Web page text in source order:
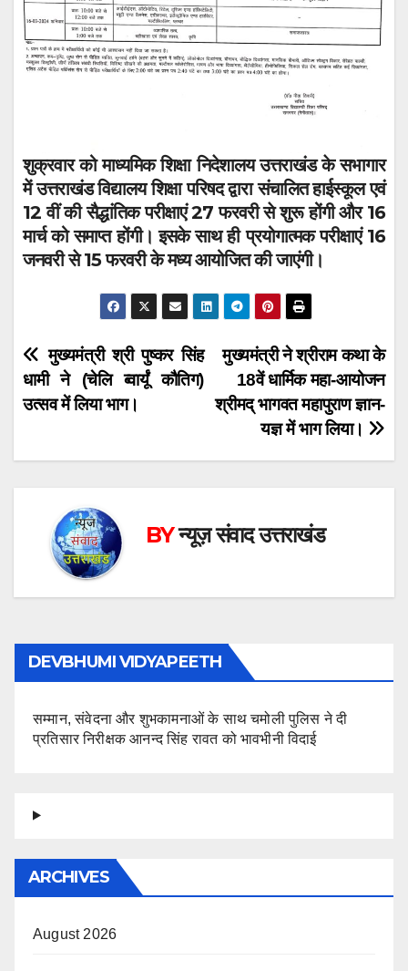
शुक्रवार को माध्यमिक शिक्षा निदेशालय उत्तराखंड के सभागार
में उत्तराखंड विद्यालय शिक्षा परिषद द्वारा संचालित हाईस्कूल एवं
12 वीं की सैद्धांतिक परीक्षाएं 27 फरवरी से शुरू होंगी और 16
मार्च को समाप्त होंगी। इसके साथ ही प्रयोगात्मक परीक्षाएं 16
जनवरी से 15 फरवरी के मध्य आयोजित की जाएंगी।
Post
navigation
मुख्यमंत्री ने श्रीराम कथा के
18वें धार्मिक महा-आयोजन
श्रीमद् भागवत महापुराण ज्ञान-
यज्ञ में भाग लिया।
मुख्यमंत्री श्री पुष्कर सिंह
धामी ने (चेलि ब्वार्यूं कौतिग)
उत्सव में लिया भाग।
BYन्यूज़ संवाद उत्तराखंड
DEVBHUMI VIDYAPEETH
सम्मान, संवेदना और शुभकामनाओं के साथ चमोली पुलिस ने दी
प्रतिसार निरीक्षक आनन्द सिंह रावत को भावभीनी विदाई
ARCHIVES
August 2026